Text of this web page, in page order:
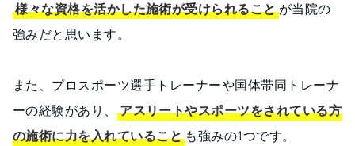
様々な資格を活かした施術が受けられることが当院の
強みだと思います。
また、​プロスポーツ選手トレーナーや国体帯同トレーナ
ーの経験があり、
アスリートやスポーツをされている方
の施術に力を入れていること も強みの1つです。